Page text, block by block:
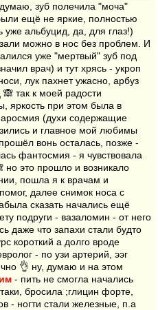
зуб полечила "моча"
ещё не яркие, полностью
уже альбуцид, да, для глаз!)
можно в нос без проблем. И
уже "мертвый" зуб под
врач) и тут хрясь - укроп
лук пахнет ужасно, арбуз
так к моей радости
яркость при этом была в
(духи содержащие
и главное мой любимы
вонь осталась, позже -
фантосмия - я чувствовала
но это прошло и возникало
пошла я к врачам и
далее снимок носа с
сказать начались ещё
подруги - вазаломин - от него
даже что запахи стали будто
короткий а долго вроде
- по узи артерий, ээг
👌 ну, думаю и на этом
- пить не смогла начались
бросила ;глицин форте,
- ногти стали железные, п.а